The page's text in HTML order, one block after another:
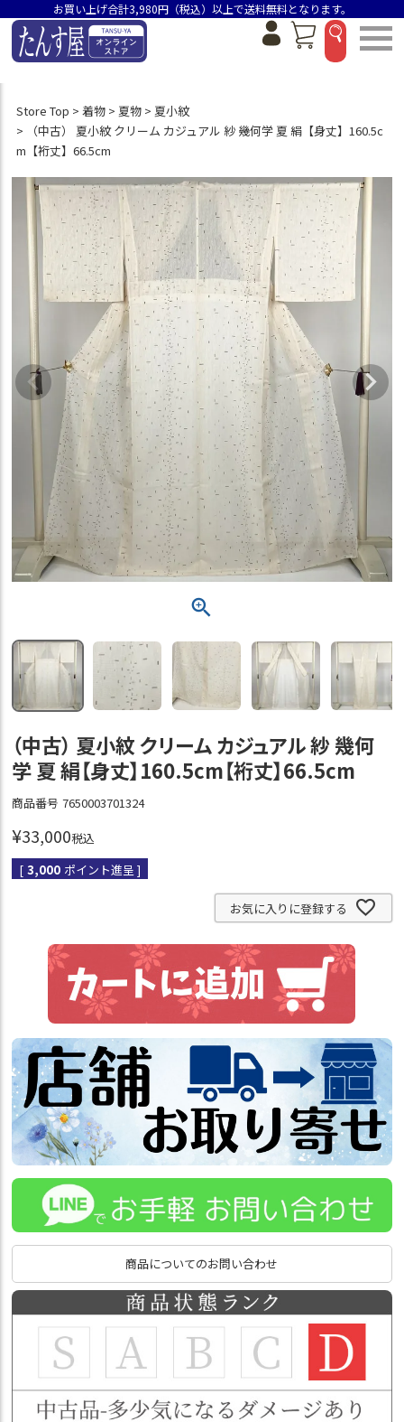
お買い上げ合計3,980円（税込）以上で送料無料となります。
Store Top 着物 夏物
夏小紋
（中古） 夏小紋 クリーム カジュアル 紗 幾何学 夏 絹【身丈】160.5c
m【裄丈】66.5cm
（中古） 夏小紋 クリーム カジュアル 紗 幾何
学 夏 絹【身丈】160.5cm【裄丈】66.5cm
商品番号 7650003701324
¥33,000税込
[ 3,000 ポイント進呈 ]
お気に入りに登録する
商品についてのお問い合わせ